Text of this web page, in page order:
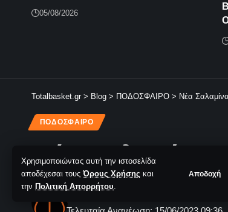
Χρησιμοποιώντας αυτή την ιστοσελίδα
αποδέχεσαι τουςΌρους Χρήσης και
την Πολιτική Απορρήτου.
Αποδοχή
05/08/2026
Totalbasket.gr > Blog > ΠΟΔΟΣΦΑΙΡΟ > Νέα
ΠΟΔΟΣΦΑΙΡΟ
Νέα Σαλαμίνα:
Δεν